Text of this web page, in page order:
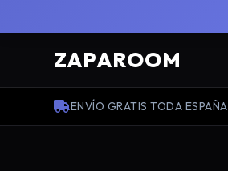
ZAPAROOM
ENVÍO GRATIS TODA ESPAÑA